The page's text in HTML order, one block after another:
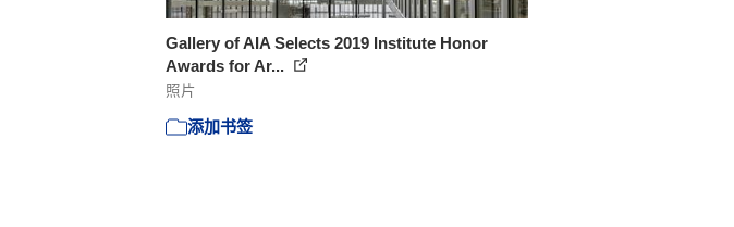
Gallery of AIA Selects 2019 Institute Honor
Awards for Ar...
照片
添加书签